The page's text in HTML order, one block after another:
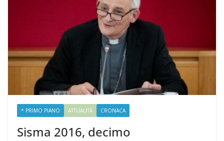
* PRIMO PIANO ATTUALITÀ CRONACA
Sisma 2016, decimo